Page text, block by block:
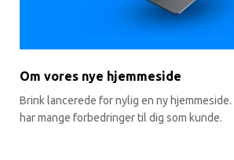
Om vores nye hjemmeside
Brink lancerede for nylig en ny
har mange forbedringer til dig som kunde.